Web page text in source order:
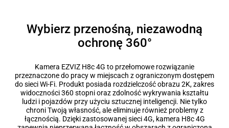
Wybierz przenośną, niezawodną
ochronę 360°
Kamera EZVIZ H8c 4G to przełomowe rozwiązanie
przeznaczone do pracy w miejscach z ograniczonym dostępem
do sieci Wi-Fi. Produkt posiada rozdzielczość obrazu 2K, zakres
widoczności 360 stopni oraz zdolność wykrywania kształtu
ludzi i pojazdów przy użyciu sztucznej inteligencji. Nie tylko
chroni Twoją własność, ale eliminuje również problemy z
łącznością. Dzięki zastosowanej sieci 4G, kamera H8c 4G